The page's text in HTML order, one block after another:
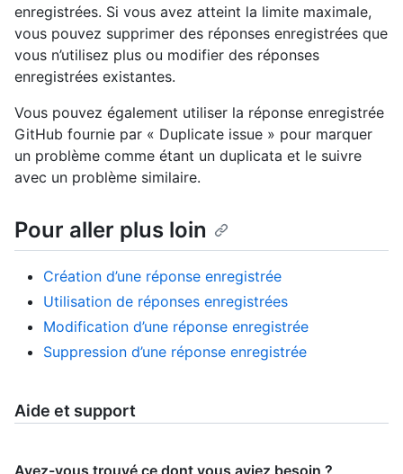
enregistrées. Si vous avez atteint la limite maximale,
vous pouvez supprimer des réponses enregistrées que
vous n’utilisez plus ou modifier des réponses
enregistrées existantes.
Vous pouvez également utiliser la réponse enregistrée
GitHub fournie par « Duplicate issue » pour marquer
un problème comme étant un duplicata et le suivre
avec un problème similaire.
Pour aller plus loin
Création d’une réponse enregistrée
Utilisation de réponses enregistrées
Modification d’une réponse enregistrée
Suppression d’une réponse enregistrée
Aide et support